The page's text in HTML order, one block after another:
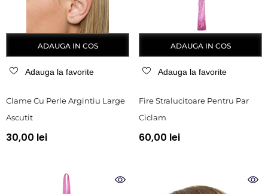
ADAUGA IN COS
Adauga la favorite
Clame Cu Perle Argintiu Large
Ascutit
30,00 lei
ADAUGA IN COS
Adauga la favorite
Fire Stralucitoare Pentru Par
Ciclam
60,00 lei